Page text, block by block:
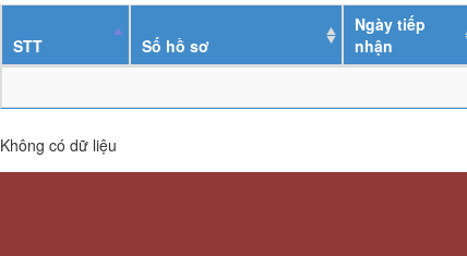
STT Số hồ sơ
Ngày tiếp
nhận
Không có dữ liệu